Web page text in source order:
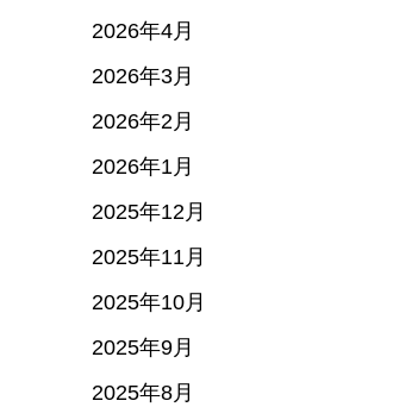
2026年4月
2026年3月
2026年2月
2026年1月
2025年12月
2025年11月
2025年10月
2025年9月
2025年8月